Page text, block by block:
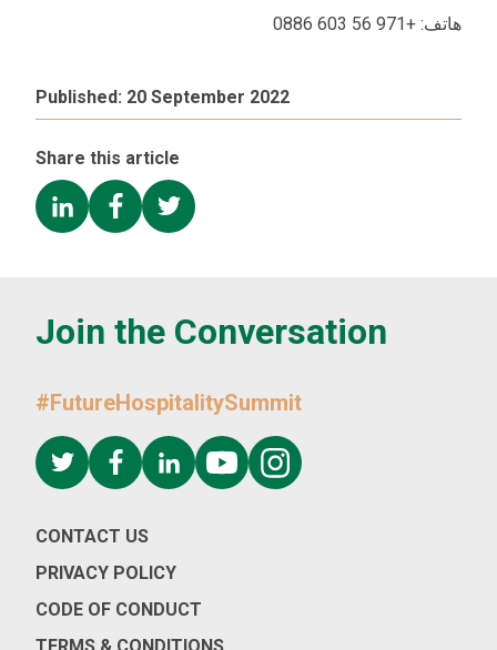
هاتف: +971 56 603 0886
Published: 20 September 2022
Share this article
Join the Conversation
#FutureHospitalitySummit
CONTACT US
PRIVACY POLICY
CODE OF CONDUCT